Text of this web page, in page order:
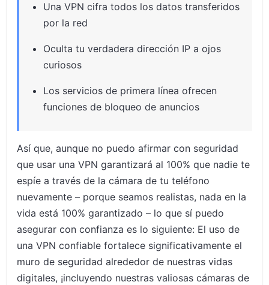
Una VPN cifra todos los datos transferidos
por la red
Oculta tu verdadera dirección IP a ojos
curiosos
Los servicios de primera línea ofrecen
funciones de bloqueo de anuncios
Así que, aunque no puedo afirmar con seguridad
que usar una VPN garantizará al 100% que nadie te
espíe a través de la cámara de tu teléfono
nuevamente – porque seamos realistas, nada en la
vida está 100% garantizado – lo que sí puedo
asegurar con confianza es lo siguiente: El uso de
una VPN confiable fortalece significativamente el
muro de seguridad alrededor de nuestras vidas
digitales, ¡incluyendo nuestras valiosas cámaras de